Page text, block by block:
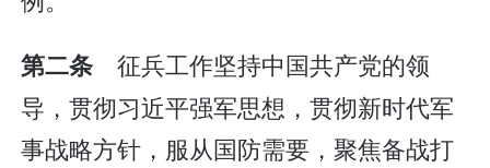
第二条 征兵工作坚持中国共产党的领
导，贯彻习近平强军思想，贯彻新时代军
事战略方针，服从国防需要，聚焦备战打